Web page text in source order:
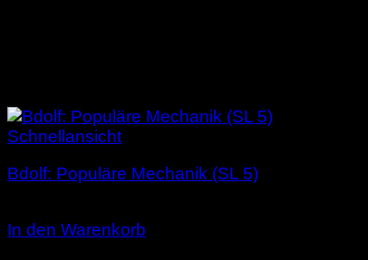
Schnellansicht
Bdolf: Populäre Mechanik (SL 5)
In den Warenkorb